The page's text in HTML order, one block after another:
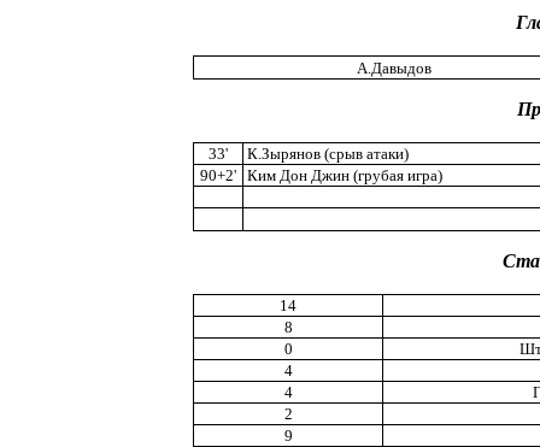
А.Давыдов
33'
К.Зырянов (срыв атаки)
90+2' Ким Дон Джин (грубая игра)
14
8
0
4
4
2
9